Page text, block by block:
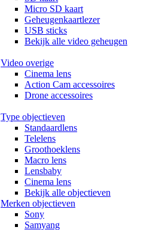
Micro SD kaart
Geheugenkaartlezer
USB sticks
Bekijk alle video geheugen
Video overige
Cinema lens
Action Cam accessoires
Drone accessoires
Type objectieven
Standaardlens
Telelens
Groothoeklens
Macro lens
Lensbaby
Cinema lens
Bekijk alle objectieven
Merken objectieven
Sony
Samyang